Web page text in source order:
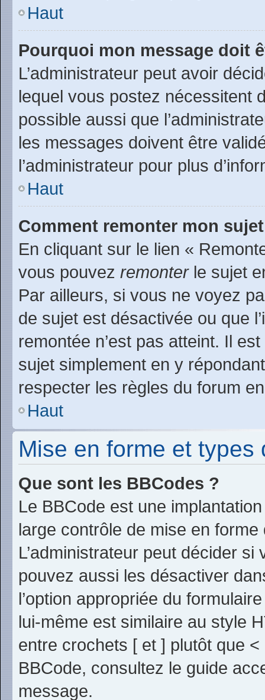
Haut
Pourquoi mon message doit
L’administrateur peut avoir
lequel vous postez nécessitent
possible aussi que
les messages doivent être
l’administrateur pour plus
Haut
Comment remonter mon
En cliquant sur le lien «
vous pouvez remonterle sujet
Par ailleurs, si vous ne voyez
de sujet est désactivée ou que
remontée n’est pas atteint. Il
sujet simplement en y
respecter les règles du forum
Haut
Mise en forme et types
Que sont les BBCodes ?
Le BBCode est une
large contrôle de mise en
L’administrateur peut décider
pouvez aussi les désactiver
l’option appropriée du
lui-même est similaire au style
entre crochets [ et ] plutôt que
BBCode, consultez le guide
message.